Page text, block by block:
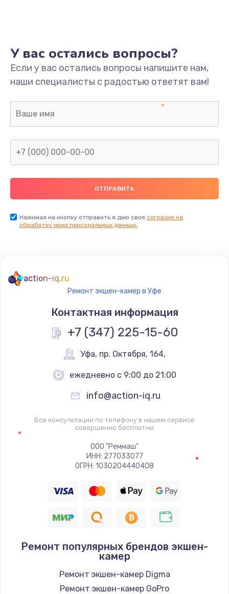
от 400 руб.
Заказать
Замена клавиатуры
Замена видеокарты
Заказать
Замена термопасты
от 995 руб.
Ремонт подсветки
Заказать
от 990 руб.
Заказать
Настройка Wi-Fi
от 1060 руб.
Восстановление данных
от 990 руб.
Настройка ОС
Заказать
У вас остались вопросы?
Если у вас остались вопросы напишите нам,
наши специалисты с радостью ответят вам!
Нажимая на кнопку отправить я даю свое согласие на
обработку моих персональных данных.
action-iq.ru
Ремонт экшен-камер в Уфе
Контактная информация
+7 (347) 225-15-60
Уфа, пр. Октября, 164,
ежедневно с 9:00 до 21:00
info@action-iq.ru
Все консультации по телефону в нашем сервисе
совершенно бесплатны
ООО "Реммаш"
ИНН: 277033077
ОГРН: 1030204440408
Ремонт популярных брендов экшен-
камер
Ремонт экшен-камер Digma
Ремонт экшен-камер GoPro